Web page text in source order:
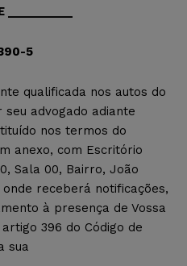
__________
5
qualificada nos autos do
advogado adiante
nos termos do
anexo, com Escritório
Sala 00, Bairro, João
onde receberá notificações,
à presença de Vossa
396 do Código de
sua